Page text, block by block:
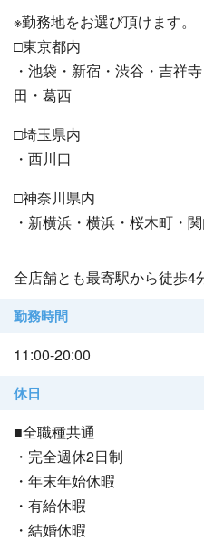
※勤務地をお選び頂けます。
□東京都内
・池袋・新宿・渋谷・吉祥
田・葛西
□埼玉県内
・西川口
□神奈川県内
・新横浜・横浜・桜木町・
全店舗とも最寄駅から徒歩4
勤務時間
11:00-20:00
休日
■全職種共通
・完全週休2日制
・年末年始休暇
・有給休暇
・結婚休暇